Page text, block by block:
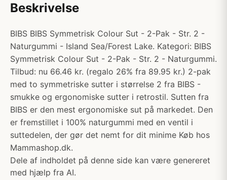
Beskrivelse
BIBS BIBS Symmetrisk Colour Sut - 2-Pak - Str. 2 -
Naturgummi - Island Sea/Forest Lake. Kategori: BIBS
Symmetrisk Colour Sut - 2-Pak - Str. 2 - Naturgummi.
Tilbud: nu 66.46 kr. (regalo 26% fra 89.95 kr.) 2-pak
med to symmetriske sutter i størrelse 2 fra BIBS -
smukke og ergonomiske sutter i retrostil. Sutten fra
BIBS er den mest ergonomiske sut på markedet. Den
er fremstillet i 100% naturgummi med en ventil i
suttedelen, der gør det nemt for dit minime Køb hos
Mammashop.dk.
Dele af indholdet på denne side kan være genereret
med hjælp fra AI.